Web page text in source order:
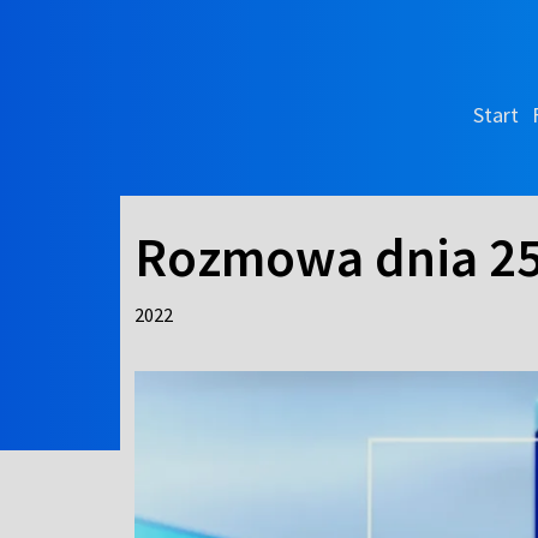
Start
Rozmowa dnia
2022